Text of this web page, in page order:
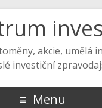
akcie, umělá
investiční
Menu